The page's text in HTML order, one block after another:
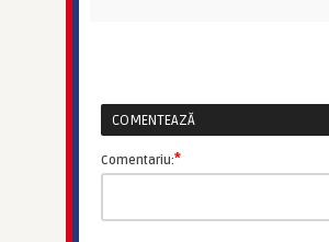
COMENTEAZĂ
Comentariu:*